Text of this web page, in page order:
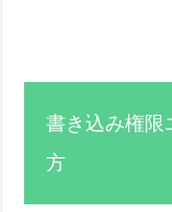
書き込み権限
方